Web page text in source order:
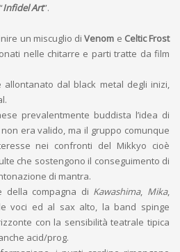
Infidel Art”.
un miscuglio diVenom e Celtic Frost
nelle chitarre e parti tratte da film
dal black metal degli inizi,
prevalentmente buddista l’idea di
era valido, ma il gruppo comunque
nei confronti del Mikkyo cioè
che sostengono il conseguimento di
di mantra.
della compagna di Kawashima, Mika,
voci ed al sax alto, la band spinge
con la sensibilità teatrale tipica
acid/prog.